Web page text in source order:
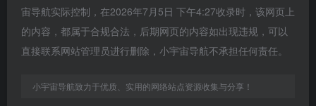
宙导航实际控制，在2026年7月5日 下午4:27收录时，该网页上
的内容，都属于合规合法，后期网页的内容如出现违规，可以
直接联系网站管理员进行删除，小宇宙导航不承担任何责任。
小宇宙导航致力于优质、实用的网络站点资源收集与分享！